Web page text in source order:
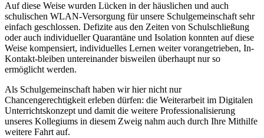
Auf diese Weise wurden Lücken in der häuslichen und auch
schulischen WLAN-Versorgung für unsere Schulgemeinschaft sehr
einfach geschlossen. Defizite aus den Zeiten von Schulschließung
oder auch individueller Quarantäne und Isolation konnten auf diese
Weise kompensiert, individuelles Lernen weiter vorangetrieben, In-
Kontakt-bleiben untereinander bisweilen überhaupt nur so
ermöglicht werden.
Als Schulgemeinschaft haben wir hier nicht nur
Chancengerechtigkeit erleben dürfen: die Weiterarbeit im Digitalen
Unterrichtskonzept und damit die weitere Professionalisierung
unseres Kollegiums in diesem Zweig nahm auch durch Ihre Mithilfe
weitere Fahrt auf.